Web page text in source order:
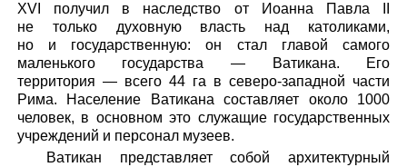
XVI получил в наследство от Иоанна Павла II
не только духовную власть над католиками,
но и государственную: он стал главой самого
маленького государства — Ватикана. Его
территория — всего 44 га в северо-западной части
Рима. Население Ватикана составляет около 1000
человек, в основном это служащие государственных
учреждений и персонал музеев.
Ватикан представляет собой архитектурный